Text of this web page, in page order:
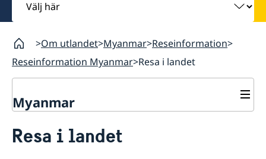
här
Om utlandet Myanmar Reseinformation
Reseinformation Myanmar Resa i landet
Myanmar
Hjälp till svenskar i Myanmar
Resa i landet